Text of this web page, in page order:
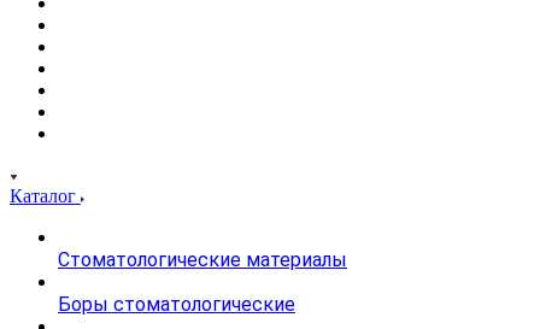
Каталог
Стоматологические материалы
Боры стоматологические